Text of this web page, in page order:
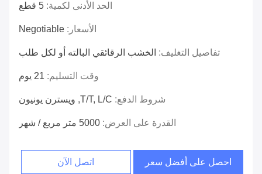
الحد الأدنى لكمية: 5 قطع
الأسعار: Negotiable
تفاصيل التغليف: الخشب الرقائقي البالته أو لكل طلب
وقت التسليم: 21 يوم
شروط الدفع: T/T, L/C, ويسترن يونيون
القدرة على العرض: 5000 متر مربع / شهر
احصل على أفضل سعر اتصل الآن